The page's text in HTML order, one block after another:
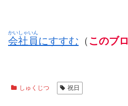
会社員
かいしゃいん
にすすむ （ このブ
しゅくじつ 祝日